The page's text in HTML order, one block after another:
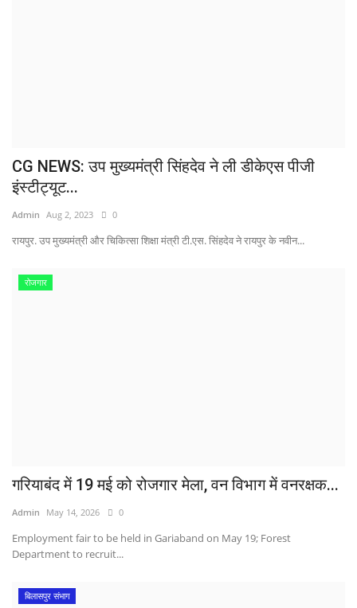
CG NEWS: उप मुख्यमंत्री सिंहदेव ने ली डीकेएस पीजी
इंस्टीट्यूट...
Admin Aug 2, 2023 0
रायपुर. उप मुख्यमंत्री और चिकित्सा शिक्षा मंत्री टी.एस. सिंहदेव ने रायपुर के नवीन...
रोजगार
गरियाबंद में 19 मई को रोजगार मेला, वन विभाग में वनरक्षक...
Admin May 14, 2026 0
Employment fair to be held in Gariaband on May 19; Forest
Department to recruit...
बिलासपुर संभाग